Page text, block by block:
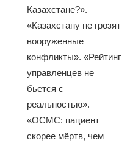
Казахстане?».
«Казахстану не грозят
вооруженные
конфликты». «Рейтинг
управленцев не
бьется с
реальностью».
«ОСМС: пациент
скорее мёртв, чем